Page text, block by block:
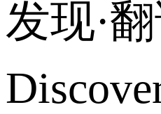
发现·